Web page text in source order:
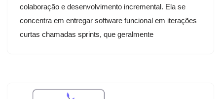
colaboração e desenvolvimento incremental. Ela se
concentra em entregar software funcional em iterações
curtas chamadas sprints, que geralmente